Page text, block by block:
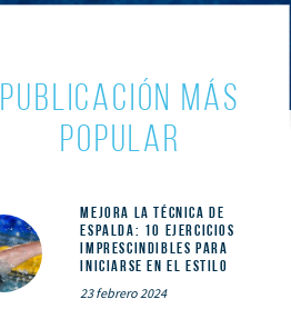
PUBLICACIÓN MÁS
POPULAR
Mejora la técnica de
espalda: 10 ejercicios
imprescindibles para
iniciarse en el estilo
23 febrero 2024